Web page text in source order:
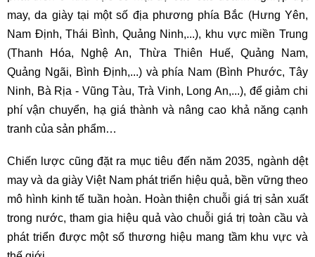
may, da giày tại một số địa phương phía Bắc (Hưng Yên,
Nam Định, Thái Bình, Quảng Ninh,...), khu vực miền Trung
(Thanh Hóa, Nghệ An, Thừa Thiên Huế, Quảng Nam,
Quảng Ngãi, Bình Định,...) và phía Nam (Bình Phước, Tây
Ninh, Bà Rịa - Vũng Tàu, Trà Vinh, Long An,...), để giảm chi
phí vận chuyển, hạ giá thành và nâng cao khả năng cạnh
tranh của sản phẩm…
Chiến lược cũng đặt ra mục tiêu đến năm 2035, ngành dệt
may và da giày Việt Nam phát triển hiệu quả, bền vững theo
mô hình kinh tế tuần hoàn. Hoàn thiện chuỗi giá trị sản xuất
trong nước, tham gia hiệu quả vào chuỗi giá trị toàn cầu và
phát triển được một số thương hiệu mang tầm khu vực và